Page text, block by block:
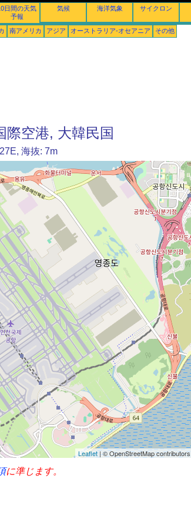
日間の天気
予報
気候 海洋気象 サイクロン
南アメリカ アジア オーストラリア-オセアニア その他
際空港, 大韓民国
海抜: 7m
Leaflet| © OpenStreetMap contributors
に準じます。